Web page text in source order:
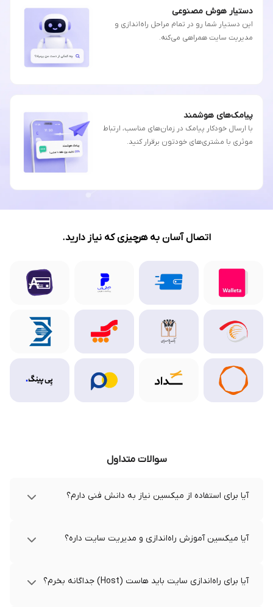
دستیار هوش مصنوعی
این دستیار شما رو در تمام مراحل راه‌اندازی و
مدیریت سایت همراهی می‌کنه.
پیامک‌های هوشمند
با ارسال خودکار پیامک در زمان‌های مناسب، ارتباط
موثری با مشتری‌های خودتون برقرار کنید.
اتصال آسان به هرچیزی که نیاز دارید.
سوالات متداول
آیا برای استفاده از میکسین نیاز به دانش فنی دارم؟
آیا میکسین آموزش راه‌اندازی و مدیریت سایت داره؟
آیا برای راه‌اندازی سایت باید هاست (Host) جداگانه بخرم؟